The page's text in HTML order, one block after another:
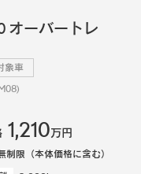
オーバートレ
象車
1,210万円
限（本体価格に含む）